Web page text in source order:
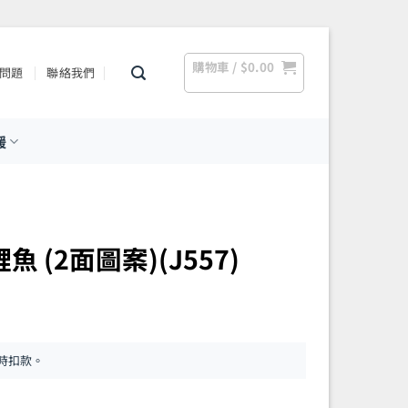
題 聯絡我們 購物車 / $0.00
魚 (2面圖案)(J557)
扣款。